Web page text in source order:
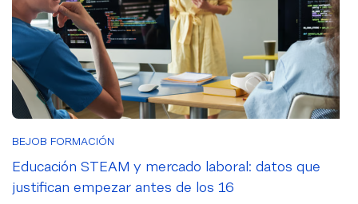
BEJOB FORMACIÓN
Educación STEAM y mercado laboral: datos que
justifican empezar antes de los 16